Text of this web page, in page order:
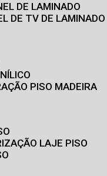
DE LAMINADO
DE TV DE LAMINADO
PISO MADEIRA
LAJE PISO